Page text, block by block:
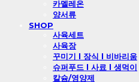
카멜레온
양서류
SHOP
사육세트
사육장
꾸미기 l 장식 l 비바리움
슈퍼푸드 l 사료 l 생먹이
칼슘/영양제